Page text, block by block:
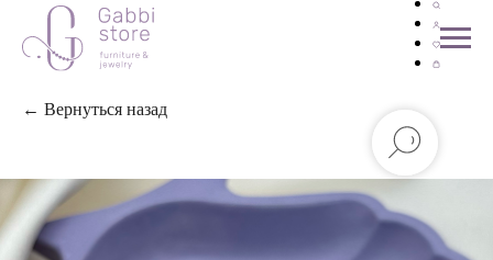
← Вернуться назад